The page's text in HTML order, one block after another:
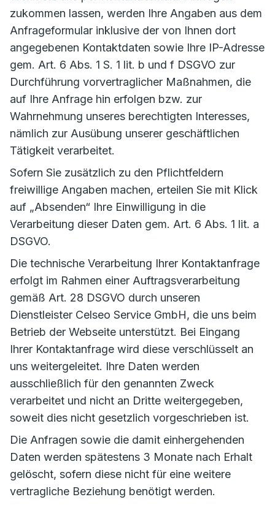
zukommen lassen, werden Ihre Angaben aus dem
Anfrageformular inklusive der von Ihnen dort
angegebenen Kontaktdaten sowie Ihre IP-Adresse
gem. Art. 6 Abs. 1 S. 1 lit. b und f DSGVO zur
Durchführung vorvertraglicher Maßnahmen, die
auf Ihre Anfrage hin erfolgen bzw. zur
Wahrnehmung unseres berechtigten Interesses,
nämlich zur Ausübung unserer geschäftlichen
Tätigkeit verarbeitet.
Sofern Sie zusätzlich zu den Pflichtfeldern
freiwillige Angaben machen, erteilen Sie mit Klick
auf „Absenden“ Ihre Einwilligung in die
Verarbeitung dieser Daten gem. Art. 6 Abs. 1 lit. a
DSGVO.
Die technische Verarbeitung Ihrer Kontaktanfrage
erfolgt im Rahmen einer Auftragsverarbeitung
gemäß Art. 28 DSGVO durch unseren
Dienstleister Celseo Service GmbH, die uns beim
Betrieb der Webseite unterstützt. Bei Eingang
Ihrer Kontaktanfrage wird diese verschlüsselt an
uns weitergeleitet. Ihre Daten werden
ausschließlich für den genannten Zweck
verarbeitet und nicht an Dritte weitergegeben,
soweit dies nicht gesetzlich vorgeschrieben ist.
Die Anfragen sowie die damit einhergehenden
Daten werden spätestens 3 Monate nach Erhalt
gelöscht, sofern diese nicht für eine weitere
vertragliche Beziehung benötigt werden.